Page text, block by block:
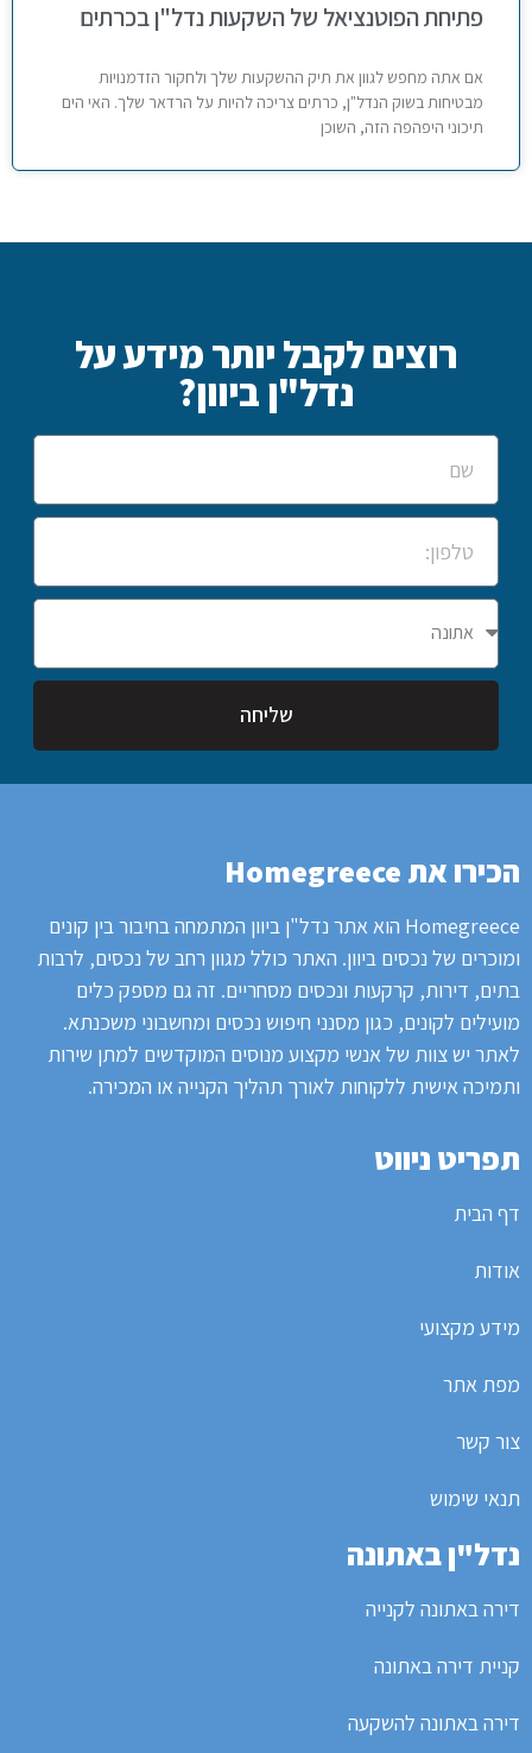
פתיחת הפוטנציאל של השקעות נדל"ן בכרתים
אם אתה מחפש לגוון את תיק ההשקעות שלך ולחקור הזדמנויות
מבטיחות בשוק הנדל"ן, כרתים צריכה להיות על הרדאר שלך. האי הים
תיכוני היפהפה הזה, השוכן
רוצים לקבל יותר מידע על
נדל"ן ביוון?
שליחה
הכירו את Homegreece
Homegreece הוא אתר נדל"ן ביוון המתמחה בחיבור בין קונים
ומוכרים של נכסים ביוון. האתר כולל מגוון רחב של נכסים, לרבות
בתים, דירות, קרקעות ונכסים מסחריים. זה גם מספק כלים
מועילים לקונים, כגון מסנני חיפוש נכסים ומחשבוני משכנתא.
לאתר יש צוות של אנשי מקצוע מנוסים המוקדשים למתן שירות
ותמיכה אישית ללקוחות לאורך תהליך הקנייה או המכירה.
תפריט ניווט
דף הבית
אודות
מידע מקצועי
מפת אתר
צור קשר
תנאי שימוש
נדל"ן באתונה
דירה באתונה לקנייה
קניית דירה באתונה
דירה באתונה להשקעה